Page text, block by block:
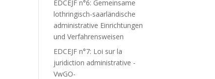
EDCEJF n°6: Gemeinsame
lothringisch-saarländische
administrative Einrichtungen
und Verfahrensweisen
EDCEJF n°7: Loi sur la
juridiction administrative -
VwGO-